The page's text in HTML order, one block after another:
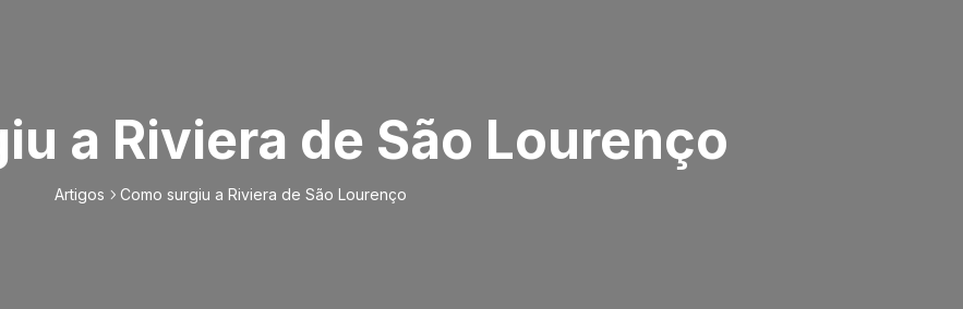
a Riviera de São Lourenço
Artigos Como surgiu a Riviera de São Lourenço